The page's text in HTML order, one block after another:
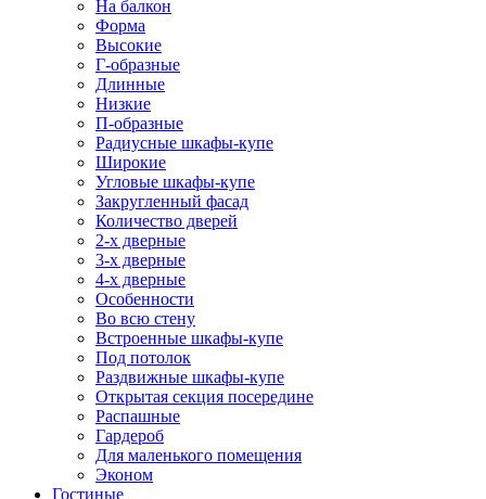
На балкон
Форма
Высокие
Г-образные
Длинные
Низкие
П-образные
Радиусные шкафы-купе
Широкие
Угловые шкафы-купе
Закругленный фасад
Количество дверей
2-х дверные
3-х дверные
4-х дверные
Особенности
Во всю стену
Встроенные шкафы-купе
Под потолок
Раздвижные шкафы-купе
Открытая секция посередине
Распашные
Гардероб
Для маленького помещения
Эконом
Гостиные